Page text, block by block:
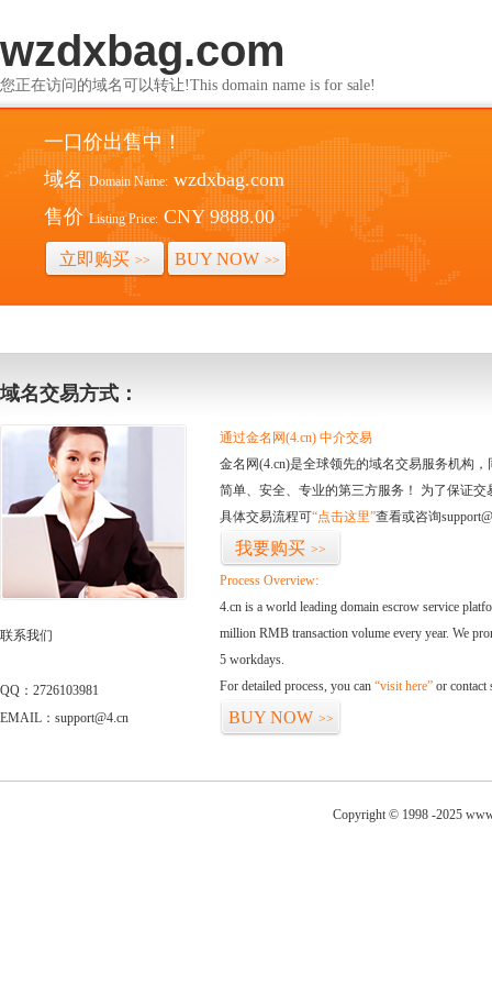
wzdxbag.com
您正在访问的域名可以转让!This domain name is for sale!
一口价出售中！
域名 Domain Name: wzdxbag.com
售价 Listing Price: CNY 9888.00
立即购买 >> BUY NOW >>
域名交易方式：
联系我们
QQ：2726103981
EMAIL：support@4.cn
通过金名网(4.cn) 中介交易
金名网(4.cn)是全球领先的域名交易服务机构
简单、安全、专业的第三方服务！ 为了保证
具体交易流程可“点击这里”查看或咨询
我要购买 >>
Process Overview:
4.cn is a world leading domain escrow service
million RMB transaction volume every year. We
5 workdays.
For detailed process, you can “visit here” or contact
BUY NOW >>
Copyright © 1998 -2025